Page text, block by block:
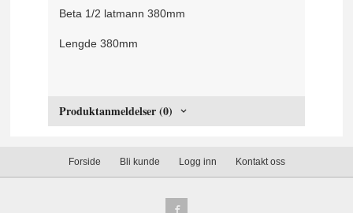
Beta 1/2 latmann 380mm
Lengde 380mm
Produktanmeldelser (0)
Forside Bli kunde Logg inn Kontakt oss